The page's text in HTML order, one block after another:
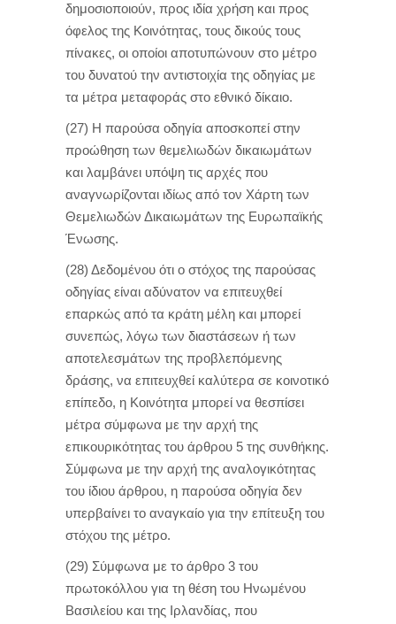
δημοσιοποιούν, προς ιδία χρήση και προς
όφελος της Κοινότητας, τους δικούς τους
πίνακες, οι οποίοι αποτυπώνουν στο μέτρο
του δυνατού την αντιστοιχία της οδηγίας με
τα μέτρα μεταφοράς στο εθνικό δίκαιο.
(27) Η παρούσα οδηγία αποσκοπεί στην
προώθηση των θεμελιωδών δικαιωμάτων
και λαμβάνει υπόψη τις αρχές που
αναγνωρίζονται ιδίως από τον Χάρτη των
Θεμελιωδών Δικαιωμάτων της Ευρωπαϊκής
Ένωσης.
(28) Δεδομένου ότι ο στόχος της παρούσας
οδηγίας είναι αδύνατον να επιτευχθεί
επαρκώς από τα κράτη μέλη και μπορεί
συνεπώς, λόγω των διαστάσεων ή των
αποτελεσμάτων της προβλεπόμενης
δράσης, να επιτευχθεί καλύτερα σε κοινοτικό
επίπεδο, η Κοινότητα μπορεί να θεσπίσει
μέτρα σύμφωνα με την αρχή της
επικουρικότητας του άρθρου 5 της συνθήκης.
Σύμφωνα με την αρχή της αναλογικότητας
του ίδιου άρθρου, η παρούσα οδηγία δεν
υπερβαίνει το αναγκαίο για την επίτευξη του
στόχου της μέτρο.
(29) Σύμφωνα με το άρθρο 3 του
πρωτοκόλλου για τη θέση του Ηνωμένου
Βασιλείου και της Ιρλανδίας, που